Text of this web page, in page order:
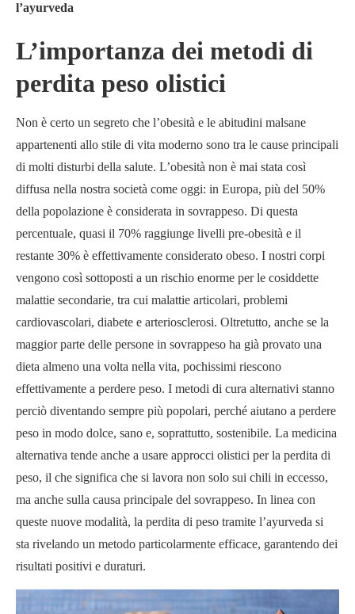
l’ayurveda
L’importanza dei metodi di
perdita peso olistici
Non è certo un segreto che l’obesità e le abitudini malsane
appartenenti allo stile di vita moderno sono tra le cause principali
di molti disturbi della salute. L’obesità non è mai stata così
diffusa nella nostra società come oggi: in Europa, più del 50%
della popolazione è considerata in sovrappeso. Di questa
percentuale, quasi il 70% raggiunge livelli pre-obesità e il
restante 30% è effettivamente considerato obeso. I nostri corpi
vengono così sottoposti a un rischio enorme per le cosiddette
malattie secondarie, tra cui malattie articolari, problemi
cardiovascolari, diabete e arteriosclerosi. Oltretutto, anche se la
maggior parte delle persone in sovrappeso ha già provato una
dieta almeno una volta nella vita, pochissimi riescono
effettivamente a perdere peso. I metodi di cura alternativi stanno
perciò diventando sempre più popolari, perché aiutano a perdere
peso in modo dolce, sano e, soprattutto, sostenibile. La medicina
alternativa tende anche a usare approcci olistici per la perdita di
peso, il che significa che si lavora non solo sui chili in eccesso,
ma anche sulla causa principale del sovrappeso. In linea con
queste nuove modalità, la perdita di peso tramite l’ayurveda si
sta rivelando un metodo particolarmente efficace, garantendo dei
risultati positivi e duraturi.